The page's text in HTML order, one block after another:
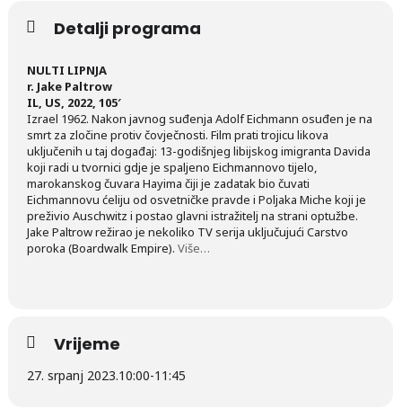
Detalji programa
NULTI LIPNJA
r. Jake Paltrow
IL, US, 2022, 105′
Izrael 1962. Nakon javnog suđenja Adolf Eichmann osuđen je na
smrt za zločine protiv čovječnosti. Film prati trojicu likova
uključenih u taj događaj: 13-godišnjeg libijskog imigranta Davida
koji radi u tvornici gdje je spaljeno Eichmannovo tijelo,
marokanskog čuvara Hayima čiji je zadatak bio čuvati
Eichmannovu ćeliju od osvetničke pravde i Poljaka Miche koji je
preživio Auschwitz i postao glavni istražitelj na strani optužbe.
Jake Paltrow režirao je nekoliko TV serija uključujući Carstvo
poroka (Boardwalk Empire). Više…
Vrijeme
27. srpanj 2023.10:00-11:45